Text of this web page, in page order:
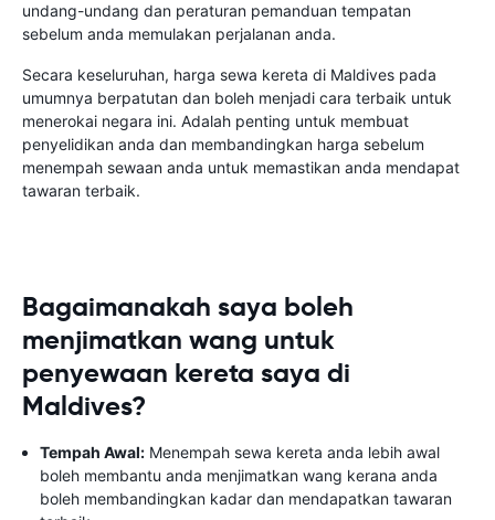
undang-undang dan peraturan pemanduan tempatan
sebelum anda memulakan perjalanan anda.
Secara keseluruhan, harga sewa kereta di Maldives pada
umumnya berpatutan dan boleh menjadi cara terbaik untuk
menerokai negara ini. Adalah penting untuk membuat
penyelidikan anda dan membandingkan harga sebelum
menempah sewaan anda untuk memastikan anda mendapat
tawaran terbaik.
Bagaimanakah saya boleh
menjimatkan wang untuk
penyewaan kereta saya di
Maldives?
Tempah Awal: Menempah sewa kereta anda lebih awal
boleh membantu anda menjimatkan wang kerana anda
boleh membandingkan kadar dan mendapatkan tawaran